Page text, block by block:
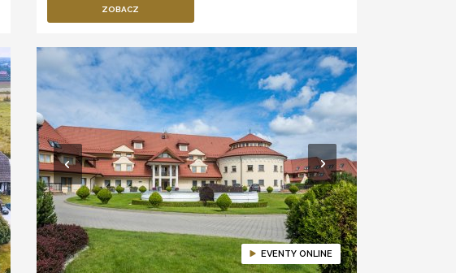
ZOBACZ
EVENTY ONLINE